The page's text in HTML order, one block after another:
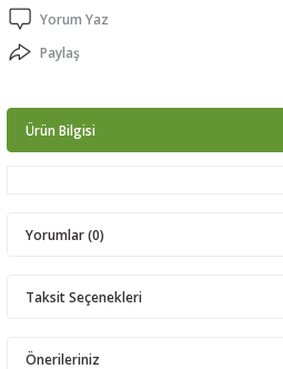
Yorum Yaz
Paylaş
Ürün Bilgisi
Yorumlar (0)
Taksit Seçenekleri
Önerileriniz